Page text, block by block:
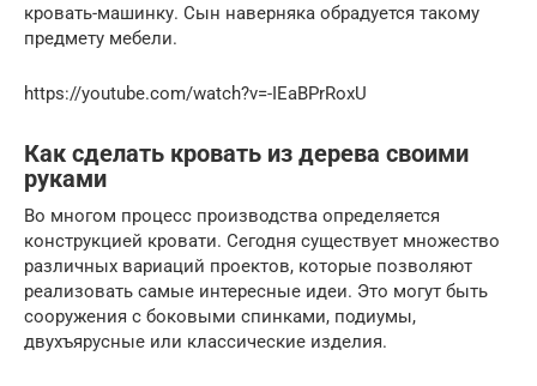
кровать-машинку. Сын наверняка обрадуется такому
предмету мебели.
https://youtube.com/watch?v=-IEaBPrRoxU
Как сделать кровать из дерева своими
руками
Во многом процесс производства определяется
конструкцией кровати. Сегодня существует множество
различных вариаций проектов, которые позволяют
реализовать самые интересные идеи. Это могут быть
сооружения с боковыми спинками, подиумы,
двухъярусные или классические изделия.